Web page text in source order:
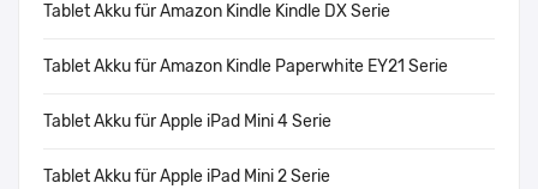
Tablet Akku für Amazon Kindle Kindle DX Serie
Tablet Akku für Amazon Kindle Paperwhite EY21 Serie
Tablet Akku für Apple iPad Mini 4 Serie
Tablet Akku für Apple iPad Mini 2 Serie